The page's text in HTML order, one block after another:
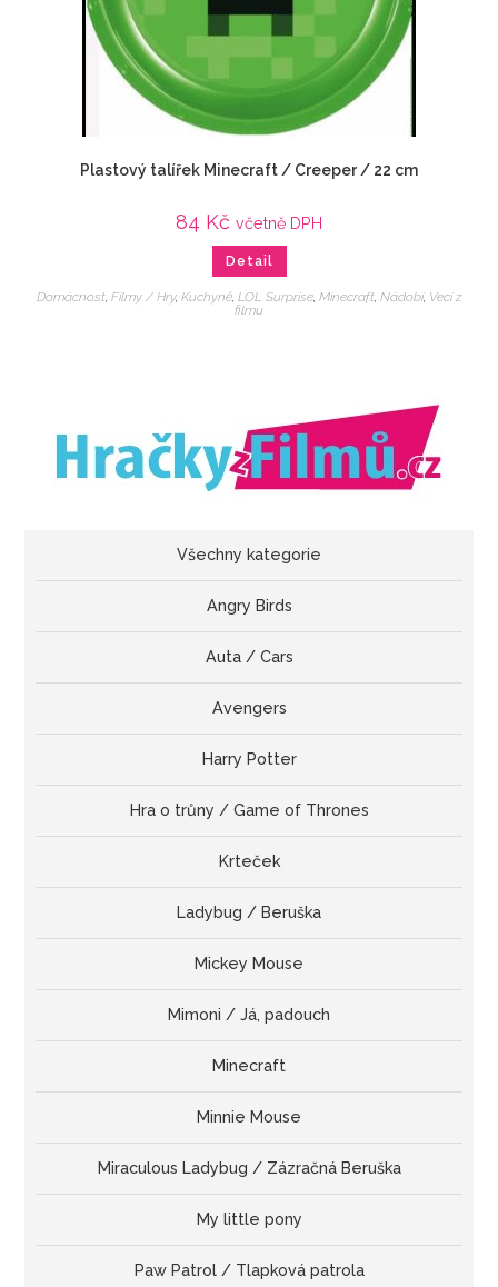
Plastový talířek Minecraft / Creeper / 22 cm
84 Kč včetně DPH
Detail
Domácnost, Filmy / Hry, Kuchyně, LOL Surprise, Minecraft, Nádobí, Veci z
filmu
Všechny kategorie
Angry Birds
Auta / Cars
Avengers
Harry Potter
Hra o trůny / Game of Thrones
Krteček
Ladybug / Beruška
Mickey Mouse
Mimoni / Já, padouch
Minecraft
Minnie Mouse
Miraculous Ladybug / Zázračná Beruška
My little pony
Paw Patrol / Tlapková patrola